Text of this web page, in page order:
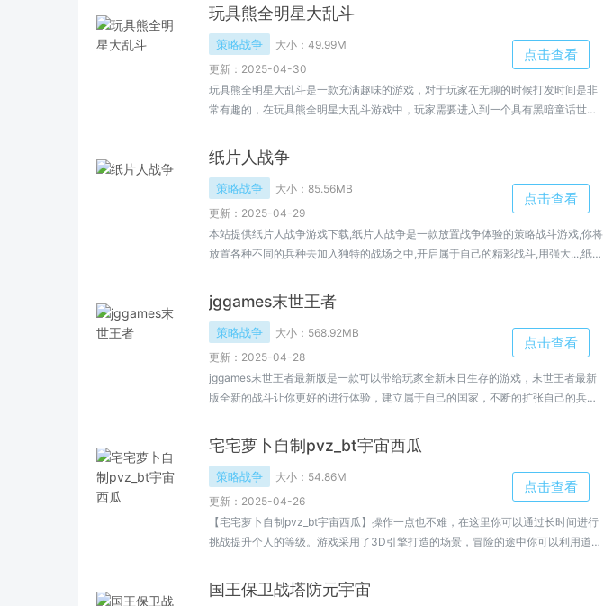
玩具熊全明星大乱斗
策略战争 大小： 49.99M
更新：2025-04-30
点击查看
玩具熊全明星大乱斗是一款充满趣味的游戏，对于玩家在无聊的时候打发时间是非
常有趣的，在玩具熊全明星大乱斗游戏中，玩家需要进入到一个具有黑暗童话世界
纸片人战争
策略战争 大小： 85.56MB
更新：2025-04-29
点击查看
本站提供纸片人战争游戏下载,纸片人战争是一款放置战争体验的策略战斗游戏,你将
放置各种不同的兵种去加入独特的战场之中,开启属于自己的精彩战斗,用强大...,纸片
jggames末世王者
策略战争 大小： 568.92MB
更新：2025-04-28
点击查看
jggames末世王者最新版是一款可以带给玩家全新末日生存的游戏，末世王者最新
版全新的战斗让你更好的进行体验，建立属于自己的国家，不断的扩张自己的兵力
城略地玩法让你更好尝试。
宅宅萝卜自制pvz_bt宇宙西瓜
策略战争 大小： 54.86M
更新：2025-04-26
点击查看
【宅宅萝卜自制pvz_bt宇宙西瓜】操作一点也不难，在这里你可以通过长时间进行
挑战提升个人的等级。游戏采用了3D引擎打造的场景，冒险的途中你可以利用道具
国王保卫战塔防元宇宙